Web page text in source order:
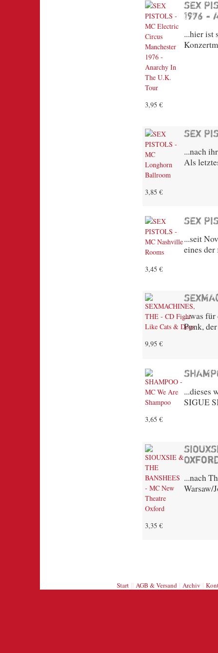
3,95 €
SEX
1976 -
...hier ist
3,85 €
SEX
...nach
Als
3,45 €
SEX
...seit
eines
9,95 €
...was
Punk,
3,65 €
...dieses
SIGUE
3,35 €
...nach
Warsaw/
Start|| AGB & Versand| Archiv |